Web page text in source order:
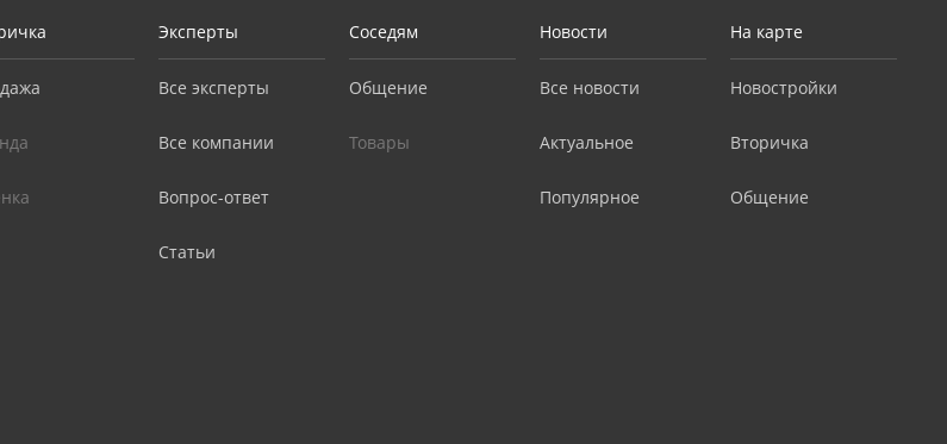
Эксперты
Все эксперты
Все компании
Вопрос-ответ
Статьи
Соседям
Общение
Товары
Новости
Все новости
Актуальное
Популярное
На карте
Новостройки
Вторичка
Общение